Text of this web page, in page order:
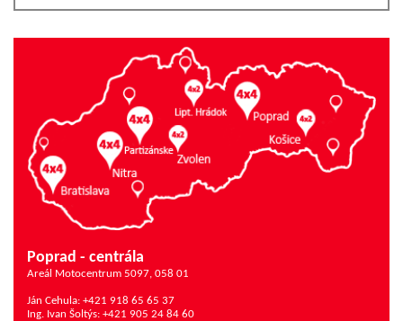
Poprad - centrála
Areál Motocentrum 5097, 058 01
Ján Cehula: +421 918 65 65 37
Ing. Ivan Šoltýs: +421 905 24 84 60